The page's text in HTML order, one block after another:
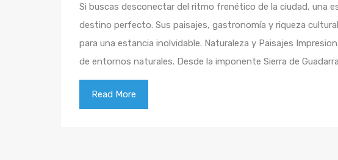
Si buscas desconectar del ritmo frenético de la ciudad, una
destino perfecto. Sus paisajes, gastronomía y riqueza
para una estancia inolvidable. Naturaleza y Paisajes
de entornos naturales. Desde la imponente Sierra de
Read More